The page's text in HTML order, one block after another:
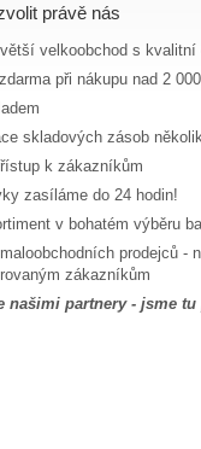
právě nás
velkoobchod s
při nákupu nad 2
skladových zásob
k zákazníkům
zasíláme do 24 hodin!
v bohatém výběru
prodejců -
zákazníkům
našimi partnery - jsme tu